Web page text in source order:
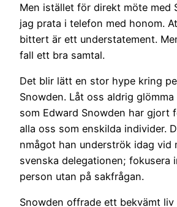
Men istället för direkt möte med
jag prata i telefon med honom.
bittert är ett understatement.
fall ett bra samtal.
Det blir lätt en stor hype kring
Snowden. Låt oss aldrig
som Edward Snowden har gjort
alla oss som enskilda individer.
nmågot han underströk idag vid
svenska delegationen; fokusera
person utan på sakfrågan.
Snowden offrade ett bekvämt